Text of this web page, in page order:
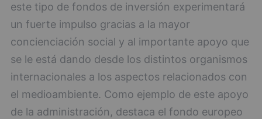
este tipo de fondos de inversión experimentará
un fuerte impulso gracias a la mayor
concienciación social y al importante apoyo que
se le está dando desde los distintos organismos
internacionales a los aspectos relacionados con
el medioambiente. Como ejemplo de este apoyo
de la administración, destaca el fondo europeo